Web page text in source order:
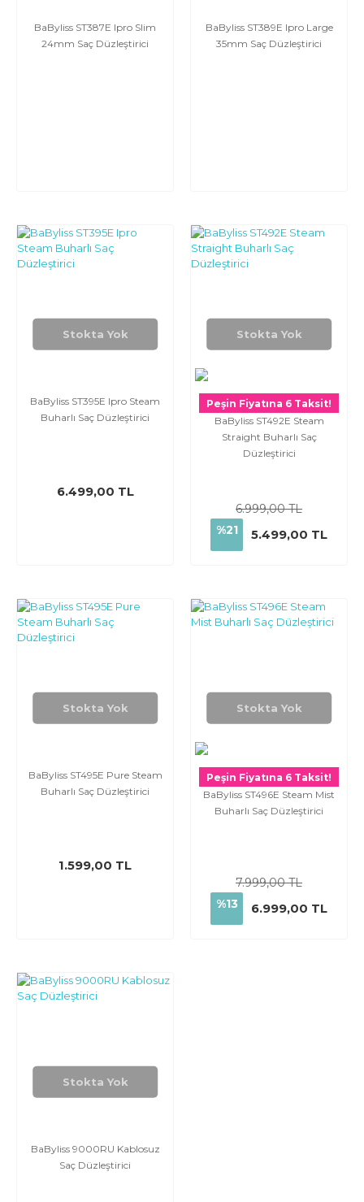
BaByliss ST387E Ipro Slim
24mm Saç Düzleştirici
BaByliss ST389E Ipro Large
35mm Saç Düzleştirici
Stokta Yok
BaByliss ST395E Ipro Steam
Buharlı Saç Düzleştirici
6.499,00 TL
Stokta Yok
Peşin Fiyatına 6 Taksit!
BaByliss ST492E Steam
Straight Buharlı Saç
Düzleştirici
6.999,00 TL
%21
5.499,00 TL
Stokta Yok
BaByliss ST495E Pure Steam
Buharlı Saç Düzleştirici
1.599,00 TL
Stokta Yok
Peşin Fiyatına 6 Taksit!
BaByliss ST496E Steam Mist
Buharlı Saç Düzleştirici
7.999,00 TL
%13
6.999,00 TL
Stokta Yok
BaByliss 9000RU Kablosuz
Saç Düzleştirici